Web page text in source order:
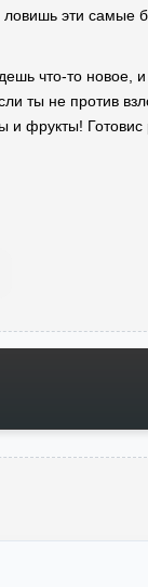
эти
что-то новое, и
ты не против
и фрукты! Готовис